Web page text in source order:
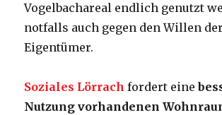
Vogelbachareal endlich genutzt
notfalls auch gegen den Willen
Eigentümer.
Soziales Lörrach fordert eine
Nutzung vorhandenen